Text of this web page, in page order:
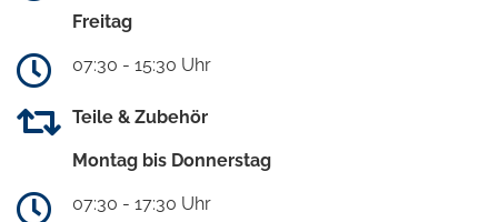
Freitag
07:30 - 15:30 Uhr
Teile & Zubehör
Montag bis Donnerstag
07:30 - 17:30 Uhr